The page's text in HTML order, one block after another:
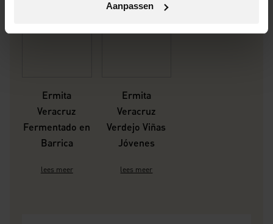
Aanpassen
Ermita
Veracruz
Fermentado en
Barrica
lees meer
Ermita
Veracruz
Verdejo Viñas
Jóvenes
lees meer